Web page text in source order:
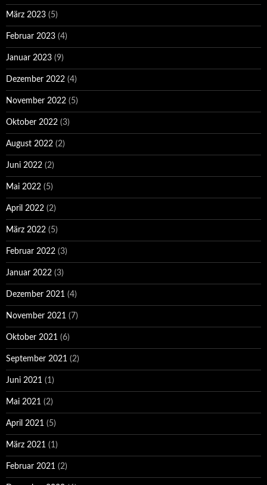
März 2023 (5)
Februar 2023 (4)
Januar 2023 (9)
Dezember 2022 (4)
November 2022 (5)
Oktober 2022 (3)
August 2022 (2)
Juni 2022 (2)
Mai 2022 (5)
April 2022 (2)
März 2022 (5)
Februar 2022 (3)
Januar 2022 (3)
Dezember 2021 (4)
November 2021 (7)
Oktober 2021 (6)
September 2021 (2)
Juni 2021 (1)
Mai 2021 (2)
April 2021 (5)
März 2021 (1)
Februar 2021 (2)